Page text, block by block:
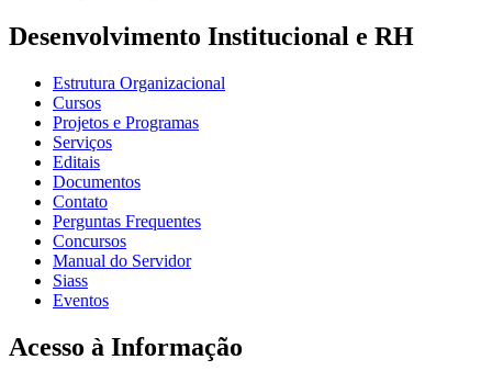
Desenvolvimento Institucional e RH
Estrutura Organizacional
Cursos
Projetos e Programas
Serviços
Editais
Documentos
Contato
Perguntas Frequentes
Concursos
Manual do Servidor
Siass
Eventos
Acesso à Informação